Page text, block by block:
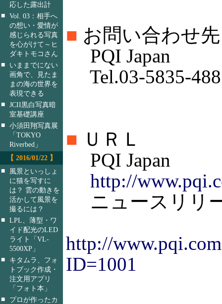
応した露出計
■ Vol. 03：相手へ
の想い・愛情が
感じられる写真
を心がけて～ヒ
ダキトモコさん
■
いままでにない
画角で、見たま
まの海の世界を
表現できる
■ JCII黒白写真暗
室基礎講座
■ 小須田翔写真展
「TOKYO
Riverbed」
【 2016/01/22 】
■
風景といっしょ
に猫を写すに
は？ 雲の動きを
活かして風景を
撮るには？
■ LPL、薄型・ワ
イド配光のLED
ライト「VL-
5500XP」
■
キタムラ、フォ
トブック作成・
注文用アプリ
「フォト本」
■
プロが作ったカ
■ お問い合わせ先
PQI Japan
Tel.03-5835-
■ ＵＲＬ
PQI Japan
http://
ニュースリリ
http://
ID=1001